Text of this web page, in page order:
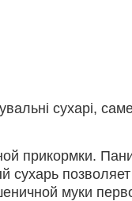
сухарі,
прикормки.
муки